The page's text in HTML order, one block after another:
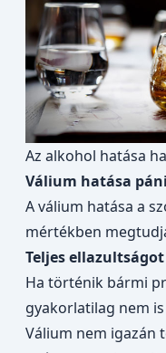
Az alkohol hatása
Válium hatása
A válium hatása a
mértékben
Teljes
Ha történik bármi
gyakorlatilag nem
Válium nem igazán